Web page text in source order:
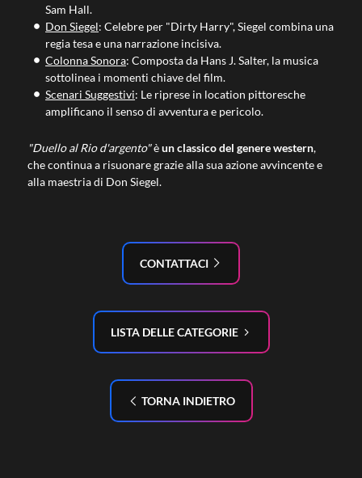
Sam Hall.
Don Siegel: Celebre per "Dirty Harry", Siegel combina una
regia tesa e una narrazione incisiva.
Colonna Sonora: Composta da Hans J. Salter, la musica
sottolinea i momenti chiave del film.
Scenari Suggestivi: Le riprese in location pittoresche
amplificano il senso di avventura e pericolo.
"Duello al Rio d'argento"èun classico del genere western,
che continua a risuonare grazie alla sua azione avvincente e
alla maestria di Don Siegel.
CONTATTACI
LISTA DELLE CATEGORIE
TORNA INDIETRO